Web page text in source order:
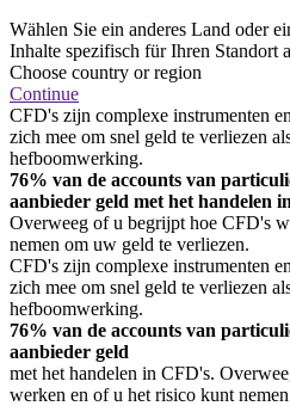
Wählen Sie ein anderes Land oder
Inhalte spezifisch für Ihren Standort
Choose country or region
Continue
CFD's zijn complexe instrumenten
zich mee om snel geld te verliezen
hefboomwerking.
76% van de accounts van
aanbieder geld met het handelen
Overweeg of u begrijpt hoe CFD's
nemen om uw geld te verliezen.
CFD's zijn complexe instrumenten
zich mee om snel geld te verliezen
hefboomwerking.
76% van de accounts van
aanbieder geld
met het handelen in CFD's.
werken en of u het risico kunt